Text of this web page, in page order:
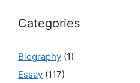
Categories
Biography (1)
Essay (117)